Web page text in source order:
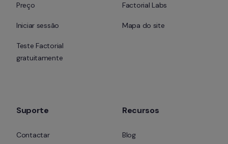
Preço
Iniciar sessão
Teste Factorial
gratuitamente
Factorial Labs
Mapa do site
Suporte
Contactar
Recursos
Blog